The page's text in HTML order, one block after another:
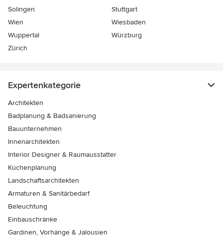
Solingen
Stuttgart
Wien
Wiesbaden
Wuppertal
Würzburg
Zürich
Expertenkategorie
Architekten
Badplanung & Badsanierung
Bauunternehmen
Innenarchitekten
Interior Designer & Raumausstatter
Küchenplanung
Landschaftsarchitekten
Armaturen & Sanitärbedarf
Beleuchtung
Einbauschränke
Gardinen, Vorhänge & Jalousien